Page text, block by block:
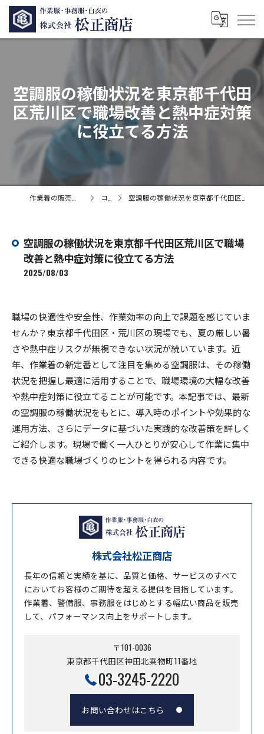
空調服の稼働状況を東京都千代田
区荒川区で職場改善と熱中症対策
に役立てる方法
コラム 空調服の稼働状況を東京都千代田区荒川区で職場改善と熱中症対策に役立てる方法
空調服の稼働状況を東京都千代田区荒川区で職場
改善と熱中症対策に役立てる方法
2025/08/03
職場の快適性や安全性、作業効率の向上で課題を感じていま
せんか？東京都千代田区・荒川区の現場でも、夏の厳しい暑
さや熱中症リスクが無視できない状況が続いています。近
年、作業着の新定番として注目を集める空調服は、その稼働
状況を把握し最適に活用することで、職場環境の大幅な改善
や熱中症対策に役立てることが可能です。本記事では、最新
の空調服の稼働状況をもとに、導入時のポイントや効果的な
運用方法、さらにデータに基づいた実践的な改善策を詳しく
ご紹介します。現場で働く一人ひとりが安心して作業に集中
できる快適な職場づくりのヒントを得られる内容です。
株式会社松正商店
長年の信頼と実績を基に、品質と価格、サービスのすべて
においてお客様のご期待を超える提供を目指しています。
作業着、警備服、事務服をはじめとする幅広い商品を販売
して、パフォーマンス向上をサポートします。
〒101-0036
東京都千代田区神田北乗物町11番地
03-3245-2220
お問い合わせはこちら